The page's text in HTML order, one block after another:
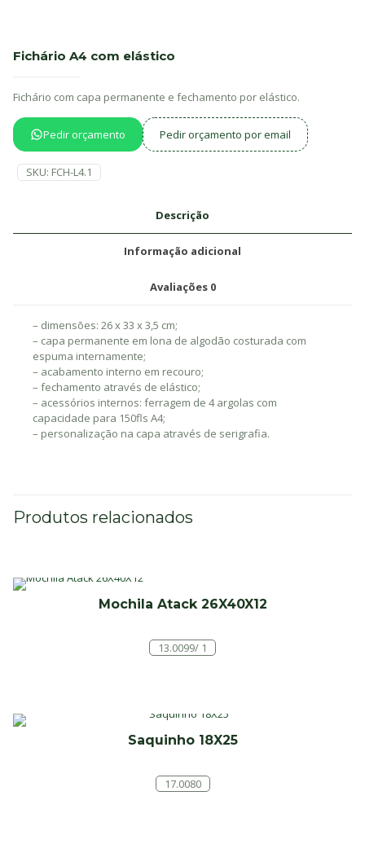
Fichário A4 com elástico
Fichário com capa permanente e fechamento por elástico.
Pedir orçamento Pedir orçamento por email
SKU: FCH-L4.1
Descrição
Informação adicional
Avaliações 0
– dimensões: 26 x 33 x 3,5 cm;
– capa permanente em lona de algodão costurada com
espuma internamente;
– acabamento interno em recouro;
– fechamento através de elástico;
– acessórios internos: ferragem de 4 argolas com
capacidade para 150fls A4;
– personalização na capa através de serigrafia.
Produtos relacionados
Mochila Atack 26X40X12
13.0099/ 1
Saquinho 18X25
17.0080